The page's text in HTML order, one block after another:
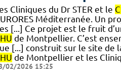
Cliniques du Dr STER et le
Méditerranée. Un
[...] Ce projet est le fruit
de Montpellier. C’est
[...] construit sur le site de
de Montpellier et les
02/2026 15:25